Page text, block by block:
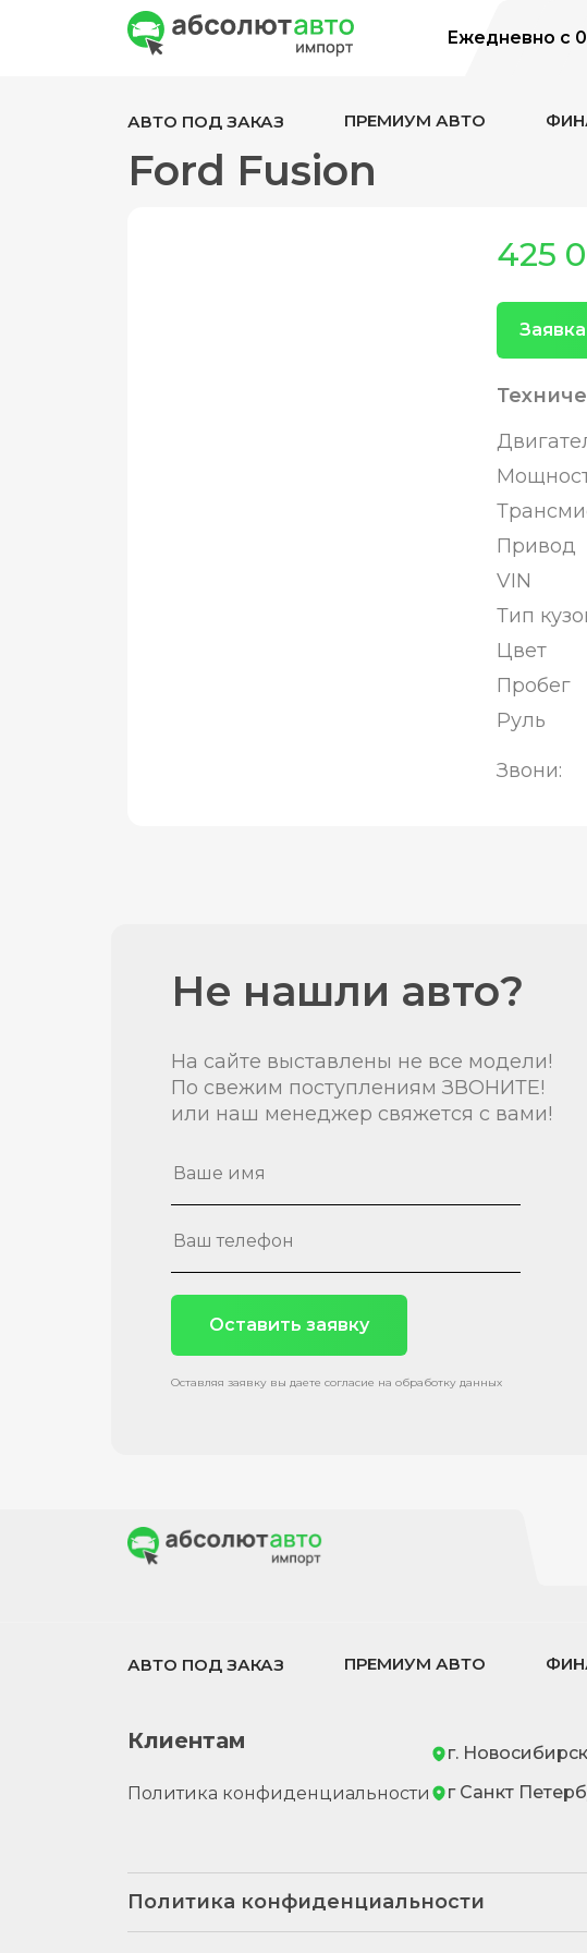
Ежедневно с
АВТО ПОД ЗАКАЗ ПРЕМИУМ АВТО
Ford Fusion
425
Привод
VIN
Тип
Цвет
Пробег
Руль
Звони:
Не нашли авто?
На сайте выставлены не все модели!
По свежим поступлениям ЗВОНИТЕ!
или наш менеджер свяжется с вами!
Оставить заявку
Оставляя заявку вы даете согласие на обработку данных
АВТО ПОД ЗАКАЗ ПРЕМИУМ АВТО
Клиентам
Политика конфиденциальности
г.
г Санкт
Политика конфиденциальности